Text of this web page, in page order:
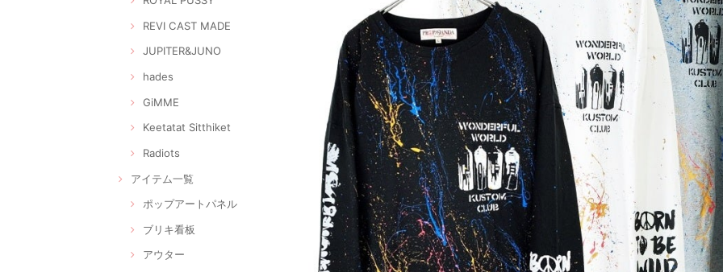
REVI CAST MADE
JUPITER&JUNO
hades
GiMME
Keetatat Sitthiket
Radiots
アイテム一覧
ポップアートパネル
ブリキ看板
アウター